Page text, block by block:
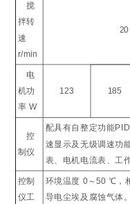
搅
拌转
速
r/min
20
电
机功
率 W
123 185
控
制仪
配具有自整定功能PID
速显示及无级调速功
表、电机电流表、工
控制
仪工
环境温度 0～50℃ ，
导电尘埃及腐蚀气体。